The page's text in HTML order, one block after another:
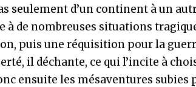
seulement d’un continent à un
de nombreuses situations
puis une réquisition pour la
il déchante, ce qui l’incite à
ensuite les mésaventures subies